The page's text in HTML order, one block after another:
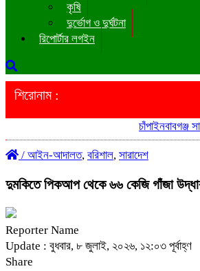
কৃষি
দুর্ভোগ ও দুর্ঘটনা
রিপোর্টার লগইন
শিরোনাম :
চাঁপাইনবাবগঞ্জ
/ আইন-আদালত, বরিশাল, সারাদেশ
দুমকিতে পিকআপ থেকে ৬৬ কেজি গাঁজা
Reporter Name
Update : বুধবার, ৮ জুলাই, ২০২৬, ১২:০৩ পূর্বাহ্ণ
Share